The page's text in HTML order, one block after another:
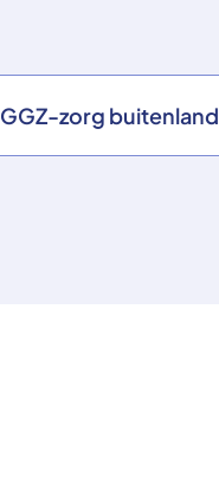
GGZ-zorg buitenland